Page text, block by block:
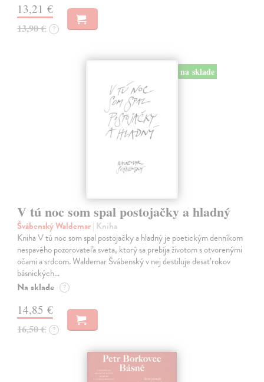
13,21 €
13,90 € ?
na sklade
V tú noc som spal postojačky a hladný
Švábenský Waldemar| Kniha
Kniha V tú noc som spal postojačky a hladný je poetickým denníkom
nespavého pozorovateľa sveta, ktorý sa prebíja životom s otvorenými
očami a srdcom. Waldemar Švábenský v nej destiluje desať rokov
básnických…
Na sklade ?
14,85 €
16,50 € ?